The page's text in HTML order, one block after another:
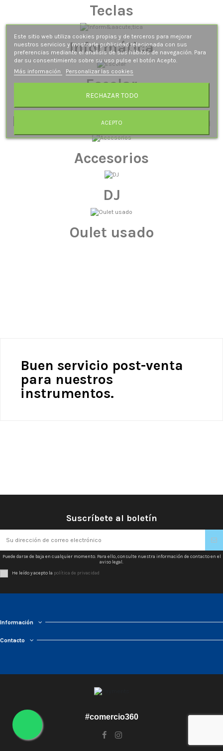
Teclas
Informática
Escolar
Músicoterapia y meditación
Accesorios
DJ
Oulet usado
Buen servicio post-venta
para nuestros
instrumentos.
Suscríbete al boletín
Puede darse de baja en cualquier momento. Para ello, consulte nuestra información de contacto en el
aviso legal.
He leído y acepto la política de privacidad
Información
Contacto
Este sitio web utiliza cookies propias y de terceros para mejorar
nuestros servicios y mostrarle publicidad relacionada con sus
preferencias mediante el análisis de sus hábitos de navegación. Para
dar su consentimiento sobre su uso pulse el botón Acepto.
Más información
Personalizar las cookies
RECHAZAR TODO
ACEPTO
#comercio360